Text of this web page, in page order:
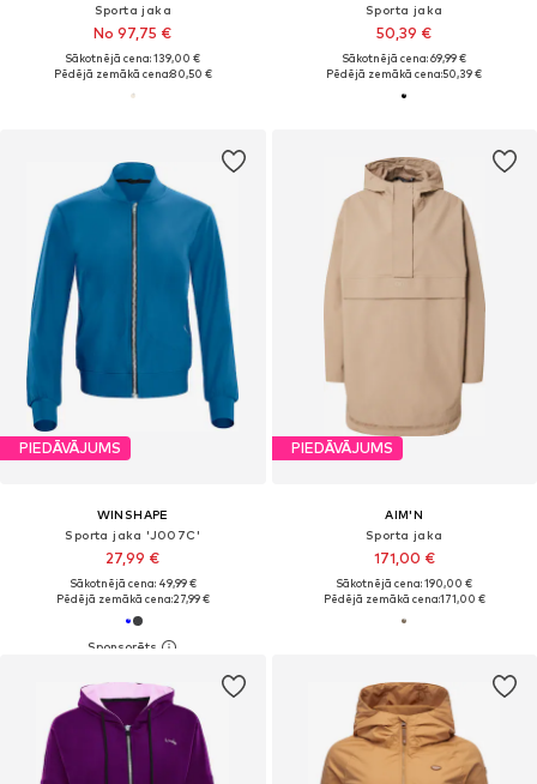
Sporta jaka
No 97,75 €
Sākotnējā cena: 139,00 €
Pēdējā zemākā cena:80,50 €
Sporta jaka
50,39 €
Sākotnējā cena: 69,99 €
Pēdējā zemākā cena:50,39 €
PIEDĀVĀJUMS
WINSHAPE
Sporta jaka 'J007C'
27,99 €
Sākotnējā cena: 49,99 €
Pēdējā zemākā cena:27,99 €
PIEDĀVĀJUMS
AIM'N
Sporta jaka
171,00 €
Sākotnējā cena: 190,00 €
Pēdējā zemākā cena:171,00 €